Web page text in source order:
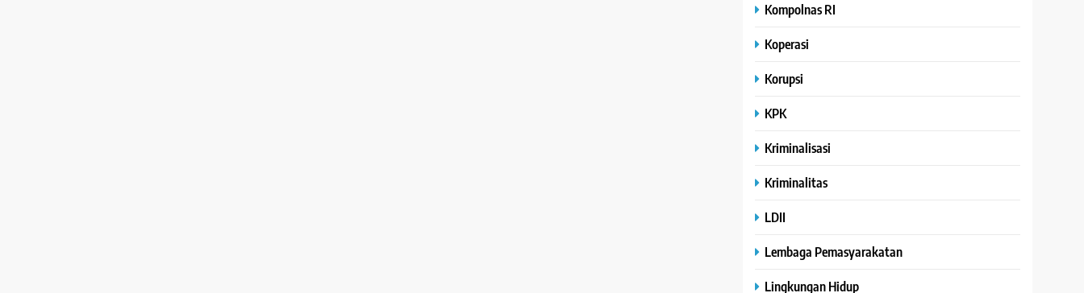
Kompolnas RI
Koperasi
Korupsi
KPK
Kriminalisasi
Kriminalitas
LDII
Lembaga Pemasyarakatan
Lingkungan Hidup